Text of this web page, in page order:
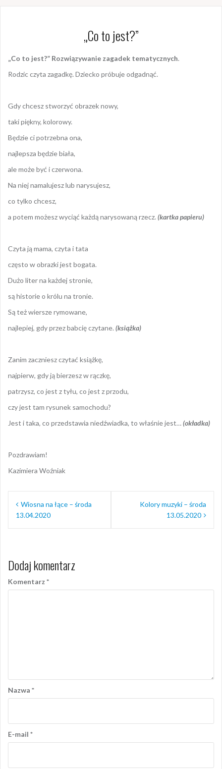
„Co to jest?”
„Co to jest?” Rozwiązywanie zagadek tematycznych.
Rodzic czyta zagadkę. Dziecko próbuje odgadnąć.
Gdy chcesz stworzyć obrazek nowy,
taki piękny, kolorowy.
Będzie ci potrzebna ona,
najlepsza będzie biała,
ale może być i czerwona.
Na niej namalujesz lub narysujesz,
co tylko chcesz,
a potem możesz wyciąć każdą narysowaną rzecz. (kartka papieru)
Czyta ją mama, czyta i tata
często w obrazki jest bogata.
Dużo liter na każdej stronie,
są historie o królu na tronie.
Są też wiersze rymowane,
najlepiej, gdy przez babcię czytane. (książka)
Zanim zaczniesz czytać książkę,
najpierw, gdy ją bierzesz w rączkę,
patrzysz, co jest z tyłu, co jest z przodu,
czy jest tam rysunek samochodu?
Jest i taka, co przedstawia niedźwiadka, to właśnie jest…(okładka)
Pozdrawiam!
Kazimiera Woźniak
Nawigacja
wpisu
Wiosna na łące – środa
13.04.2020
Kolory muzyki – środa
13.05.2020
Dodaj komentarz
Komentarz *
Nazwa *
E-mail *